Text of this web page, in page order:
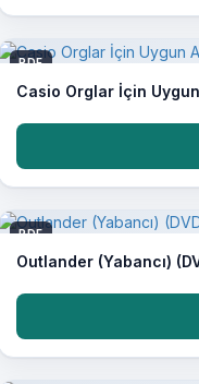
PDF
Casio Orglar İçin
PDF
Outlander (Yabancı)